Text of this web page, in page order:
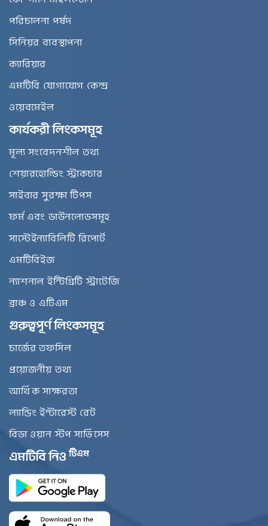
পরিচালনা পর্ষদ
সিনিয়র ব্যবস্থাপনা
ক্যারিয়ার
এমটিবি যোগাযোগ কেন্দ্র
ওয়েবমেইল
কার্যকরী লিংকসমূহ
মূল্য সংবেদনশীল তথ্য
শেয়ারহোল্ডিং স্ট্রাকচার
সাইবার সুরক্ষা টিপস
ফর্ম এবং ডাউনলোডসমূহ
সাস্টেইন্যাবিলিটি রিপোর্ট
এমটিবিইজ
ন্যাশনাল ইন্টিগ্রিটি স্ট্রাটেজি
ব্রাঞ্চ ও এটিএম
গুরুত্বপূর্ণ লিংকসমূহ
চার্জের তফসিল
প্রয়োজনীয় তথ্য
আর্থিক সাক্ষরতা
ল্যান্ডিং ইন্টারেস্ট রেট
বিডা ওয়ান স্টপ সার্ভিসেস
এমটিবি নিও টিএম